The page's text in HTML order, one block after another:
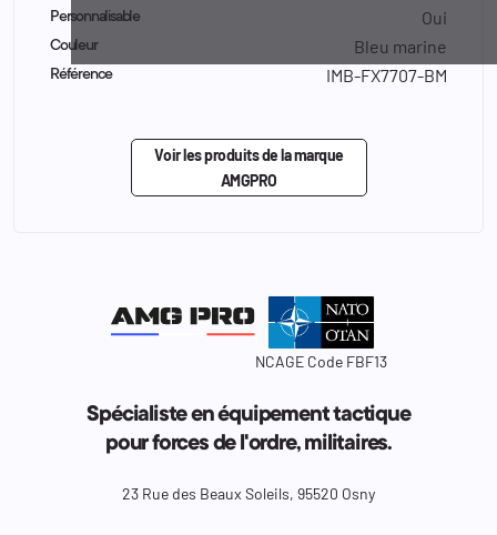
Personnalisable Oui
Couleur Bleu marine
Référence IMB-FX7707-BM
Voir les produits de la marque
AMGPRO
NCAGE Code FBF13
Spécialiste en équipement tactique
pour forces de l'ordre, militaires.
23 Rue des Beaux Soleils, 95520 Osny